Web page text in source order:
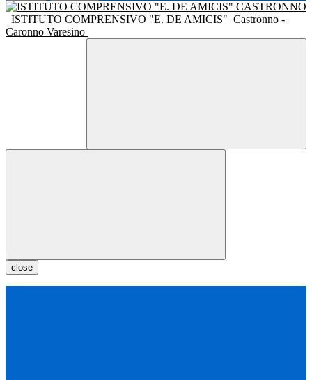
ISTITUTO COMPRENSIVO "E. DE AMICIS" Castronno -
Caronno Varesino
close